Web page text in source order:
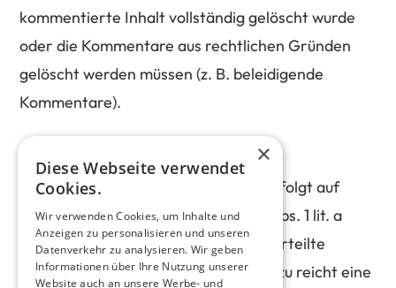
kommentierte Inhalt vollständig gelöscht wurde
oder die Kommentare aus rechtlichen Gründen
gelöscht werden müssen (z. B. beleidigende
Kommentare).
Rechtsgrundlage
Die Speicherung der Kommentare erfolgt auf
Grundlage Ihrer Einwilligung (Art. 6 Abs. 1 lit. a
DSGVO). Sie können eine von Ihnen erteilte
Einwilligung jederzeit widerrufen. Dazu reicht eine
×
Diese Webseite verwendet
Cookies.
Wir verwenden Cookies, um Inhalte und
Anzeigen zu personalisieren und unseren
Datenverkehr zu analysieren. Wir geben
Informationen über Ihre Nutzung unserer
Website auch an unsere Werbe- und